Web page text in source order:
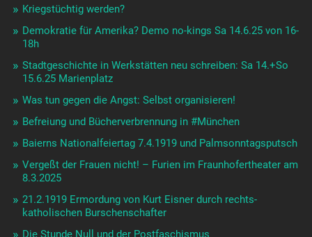
Kriegstüchtig werden?
Demokratie für Amerika? Demo no-kings Sa 14.6.25 von 16-
18h
Stadtgeschichte in Werkstätten neu schreiben: Sa 14.+So
15.6.25 Marienplatz
Was tun gegen die Angst: Selbst organisieren!
Befreiung und Bücherverbrennung in #München
Baierns Nationalfeiertag 7.4.1919 und Palmsonntagsputsch
Vergeßt der Frauen nicht! – Furien im Fraunhofertheater am
8.3.2025
21.2.1919 Ermordung von Kurt Eisner durch rechts-
katholischen Burschenschafter
Die Stunde Null und der Postfaschismus